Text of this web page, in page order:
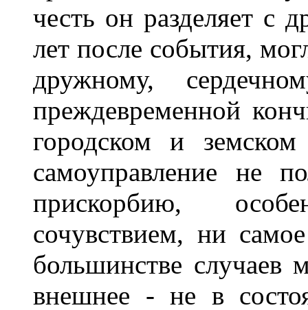
честь он разделяет с
лет после события,
дружному,
преждевременной
городском и
самоуправление не
прискорбию,
сочувствием, ни
большинстве случаев
внешнее - не в